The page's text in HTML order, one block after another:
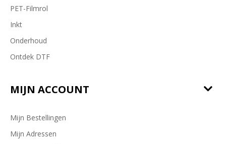
PET-Filmrol
Inkt
Onderhoud
Ontdek DTF
MIJN ACCOUNT
Mijn Bestellingen
Mijn Adressen